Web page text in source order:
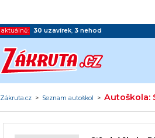
aktuálně: 30 uzavírek, 3 nehod
Zákruta.cz > Seznam autoškol >Autoškola: